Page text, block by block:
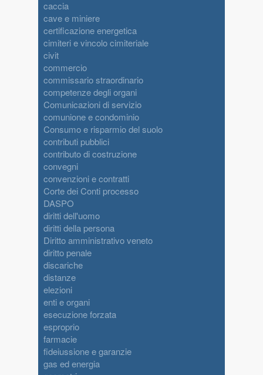
caccia
cave e miniere
certificazione energetica
cimiteri e vincolo cimiteriale
civit
commercio
commissario straordinario
competenze degli organi
Comunicazioni di servizio
comunione e condominio
Consumo e risparmio del suolo
contributi pubblici
contributo di costruzione
convegni
convenzioni e contratti
Corte dei Conti processo
DASPO
diritti dell'uomo
diritti della persona
Diritto amministrativo veneto
diritto penale
discariche
distanze
elezioni
enti e organi
esecuzione forzata
esproprio
farmacie
fideiussione e garanzie
gas ed energia